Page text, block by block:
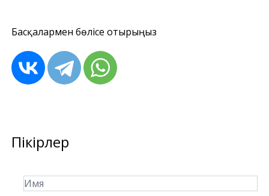
Басқалармен бөлісе отырыңыз
Пікірлер